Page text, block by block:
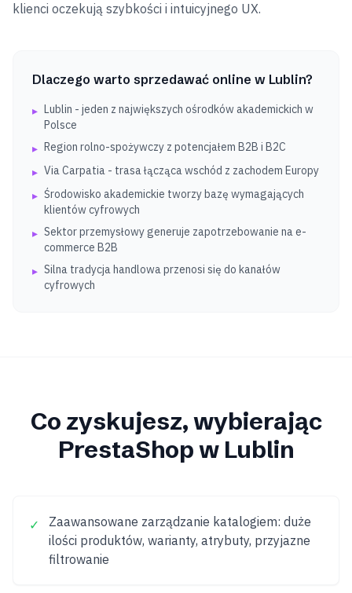
klienci oczekują szybkości i intuicyjnego UX.
Dlaczego warto sprzedawać online w Lublin?
▸ Lublin - jeden z największych ośrodków akademickich w
Polsce
▸ Region rolno-spożywczy z potencjałem B2B i B2C
▸ Via Carpatia - trasa łącząca wschód z zachodem Europy
▸ Środowisko akademickie tworzy bazę wymagających
klientów cyfrowych
▸ Sektor przemysłowy generuje zapotrzebowanie na e-
commerce B2B
▸ Silna tradycja handlowa przenosi się do kanałów
cyfrowych
Co zyskujesz, wybierając
PrestaShopw Lublin
✓
Zaawansowane zarządzanie katalogiem: duże
ilości produktów, warianty, atrybuty, przyjazne
filtrowanie